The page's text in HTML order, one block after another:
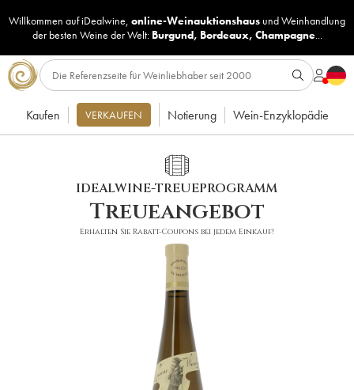
Willkommen auf iDealwine, online-Weinauktionshaus undWeinhandlung
der besten Weine der Welt: Burgund, Bordeaux, Champagne...
Kaufen VERKAUFEN Notierung Wein-Enzyklopädie
IDEALWINE-TREUEPROGRAMM
Treueangebot
Erhalten Sie Rabatt-Coupons bei jedem Einkauf!